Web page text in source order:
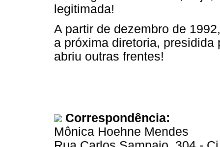
legitimada!
A partir de dezembro de
a próxima diretoria,
abriu outras frentes!
Correspondência:
Mônica Hoehne Mendes